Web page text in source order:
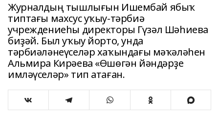
Журналдың тышлығын Ишембай ябыҡ
типтағы махсус уҡыу-тәрбиә
учреждениеһы директоры Гүзәл Шәһиева
биҙәй. Был уҡыу йорто, унда
тәрбиәләнеүселәр хаҡындағы мәҡәләһен
Альмира Кирәева «Өшөгән йәндәрҙе
имләүселәр» тип атаған.